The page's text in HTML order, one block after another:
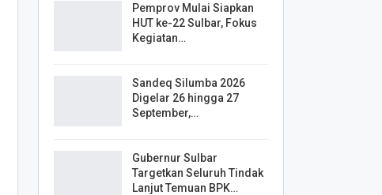
Pemprov Mulai Siapkan
HUT ke-22 Sulbar, Fokus
Kegiatan…
Sandeq Silumba 2026
Digelar 26 hingga 27
September,…
Gubernur Sulbar
Targetkan Seluruh Tindak
Lanjut Temuan BPK…